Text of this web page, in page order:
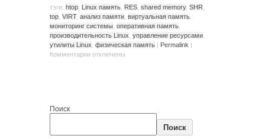
тэги: htop Linux память RES shared memory, SHR
top VIRT, анализ памяти виртуальная память
мониторинг системы оперативная память
производительность Linux управление ресурсами
утилиты Linux физическая память | Permalink |
Комментарии отключены
Поиск
Поиск